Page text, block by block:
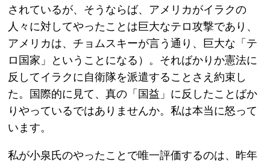
されているが、そうならば、アメリカがイラクの
人々に対してやったことは巨大なテロ攻撃であり、
アメリカは、チョムスキーが言う通り、巨大な「テ
ロ国家」ということになる）。そればかりか憲法に
反してイラクに自衛隊を派遣することさえ約束し
た。国際的に見て、真の「国益」に反したことばか
りやっているではありませんか。私は本当に怒って
います。
私が小泉氏のやったことで唯一評価するのは、昨年